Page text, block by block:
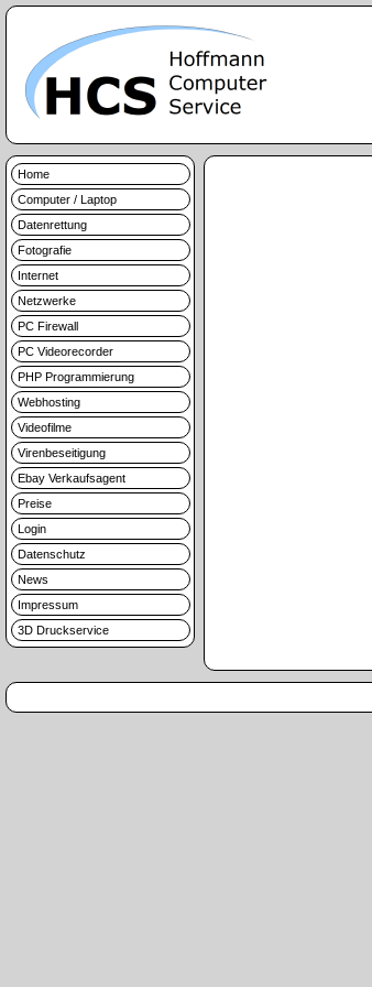
Home
Computer / Laptop
Datenrettung
Fotografie
Internet
Netzwerke
PC Firewall
PC Videorecorder
PHP Programmierung
Webhosting
Videofilme
Virenbeseitigung
Ebay Verkaufsagent
Preise
Login
Datenschutz
News
Impressum
3D Druckservice